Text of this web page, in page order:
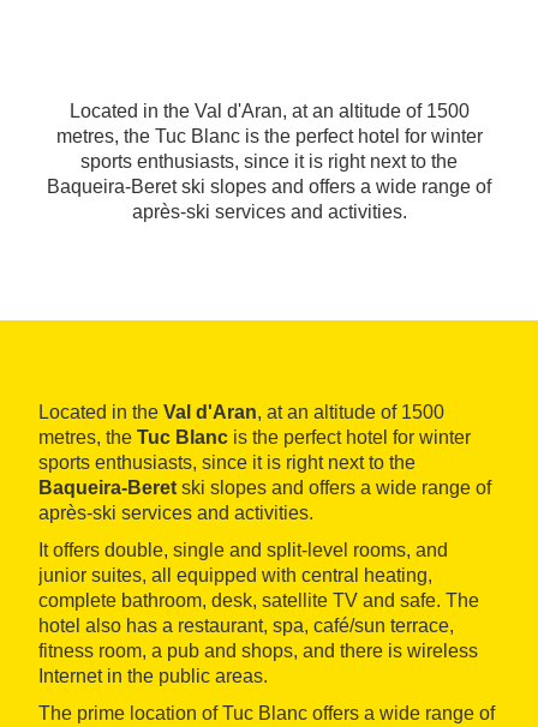
Located in the Val d'Aran, at an altitude of 1500
metres, the Tuc Blanc is the perfect hotel for winter
sports enthusiasts, since it is right next to the
Baqueira-Beret ski slopes and offers a wide range of
après-ski services and activities.
Located in the Val d'Aran, at an altitude of 1500
metres, the Tuc Blanc is the perfect hotel for winter
sports enthusiasts, since it is right next to the
Baqueira-Beret ski slopes and offers a wide range of
après-ski services and activities.
It offers double, single and split-level rooms, and
junior suites, all equipped with central heating,
complete bathroom, desk, satellite TV and safe. The
hotel also has a restaurant, spa, café/sun terrace,
fitness room, a pub and shops, and there is wireless
Internet in the public areas.
The prime location of Tuc Blanc offers a wide range of